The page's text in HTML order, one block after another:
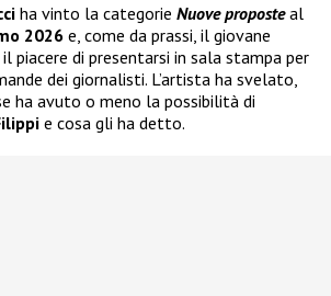
ha vinto la categorie Nuove proposteal
2026 e, come da prassi, il giovane
piacere di presentarsi in sala stampa per
dei giornalisti. L’artista ha svelato,
ha avuto o meno la possibilità di
e cosa gli ha detto.